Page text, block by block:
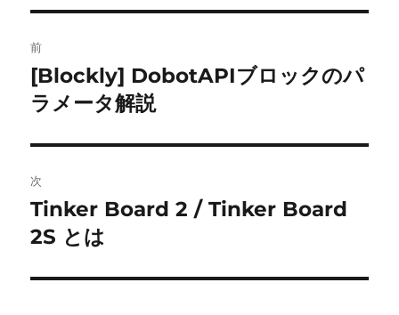
稿
ナ
ビ
ゲ
ー
前
前
の
稿:
[Blockly] DobotAPIブロックのパ
ラメータ解説
次
次
の
稿:
Tinker Board 2 / Tinker Board
2S とは